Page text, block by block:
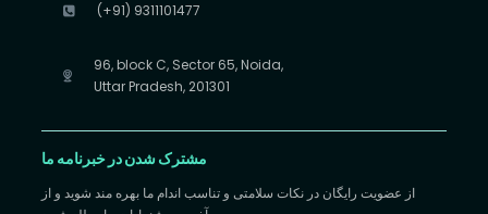
(+91) 9311101477
96, block C, Sector 65, Noida,
Uttar Pradesh, 201301
مشترک شدن در خبرنامه ما
از عضویت رایگان در نکات سلامتی و تناسب اندام ما بهره مند شوید و از